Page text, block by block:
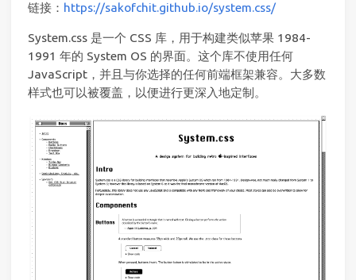
链接： https://sakofchit.github.io/system.css/
System.css 是一个 CSS 库，用于构建类似苹果 1984-
1991 年的 System OS 的界面。这个库不使用任何
JavaScript，并且与你选择的任何前端框架兼容。大多数
样式也可以被覆盖，以便进行更深入地定制。